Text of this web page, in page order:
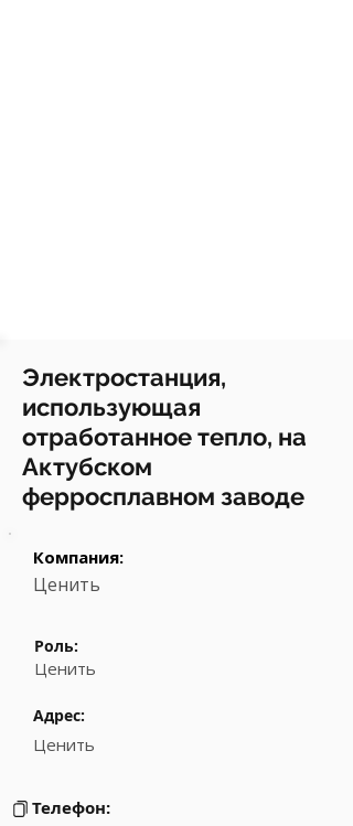
Электростанция,
использующая
отработанное тепло, на
Актубском
ферросплавном заводе
Компания:
Ценить
Роль:
Ценить
Адрес:
Ценить
Телефон: